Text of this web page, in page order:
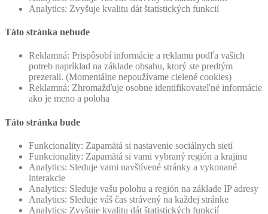
Analytics: Zvyšuje kvalitu dát štatistických funkcií
Táto stránka nebude
Reklamná: Prispôsobí informácie a reklamu podľa vašich
potreb napríklad na základe obsahu, ktorý ste predtým
prezerali. (Momentálne nepoužívame cielené cookies)
Reklamná: Zhromažďuje osobne identifikovateľné informácie
ako je meno a poloha
Táto stránka bude
Funkcionality: Zapamätá si nastavenie sociálnych sietí
Funkcionality: Zapamätá si vami vybraný región a krajinu
Analytics: Sleduje vami navštívené stránky a vykonané
interakcie
Analytics: Sleduje vašu polohu a región na základe IP adresy
Analytics: Sleduje váš čas strávený na každej stránke
Analytics: Zvyšuje kvalitu dát štatistických funkcií